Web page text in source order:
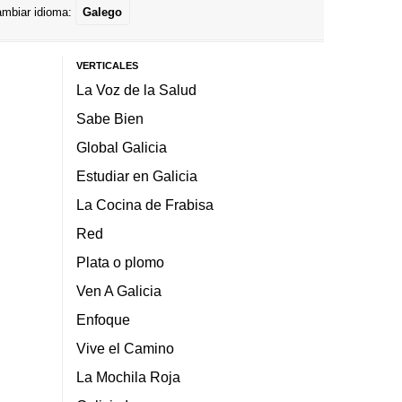
idioma: Galego
VERTICALES
La Voz de la Salud
Sabe Bien
Global Galicia
Estudiar en Galicia
La Cocina de Frabisa
Red
Plata o plomo
Ven A Galicia
Enfoque
Vive el Camino
La Mochila Roja